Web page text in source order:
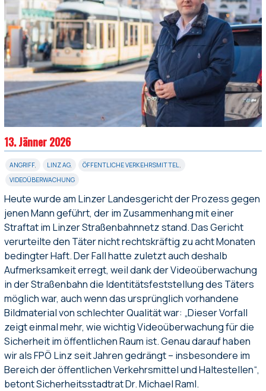
13. Jänner 2026
ANGRIFF, LINZ AG, ÖFFENTLICHE VERKEHRSMITTEL,
VIDEOÜBERWACHUNG
Heute wurde am Linzer Landesgericht der Prozess gegen
jenen Mann geführt, der im Zusammenhang mit einer
Straftat im Linzer Straßenbahnnetz stand. Das Gericht
verurteilte den Täter nicht rechtskräftig zu acht Monaten
bedingter Haft. Der Fall hatte zuletzt auch deshalb
Aufmerksamkeit erregt, weil dank der Videoüberwachung
in der Straßenbahn die Identitätsfeststellung des Täters
möglich war, auch wenn das ursprünglich vorhandene
Bildmaterial von schlechter Qualität war: „Dieser Vorfall
zeigt einmal mehr, wie wichtig Videoüberwachung für die
Sicherheit im öffentlichen Raum ist. Genau darauf haben
wir als FPÖ Linz seit Jahren gedrängt – insbesondere im
Bereich der öffentlichen Verkehrsmittel und Haltestellen“,
betont Sicherheitsstadtrat Dr. Michael Raml.